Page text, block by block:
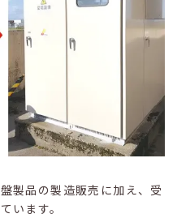
製品の製造販売に加え、受
います。